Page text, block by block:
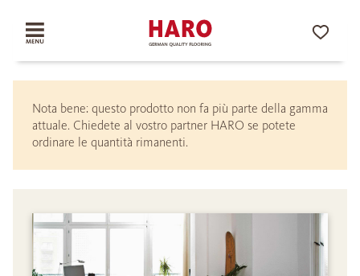
Nota bene: questo prodotto non fa più parte della gamma
attuale. Chiedete al vostro partner HARO se potete
ordinare le quantità rimanenti.